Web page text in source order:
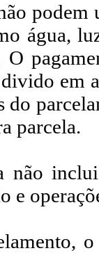
água,
O
em
parcela.
não